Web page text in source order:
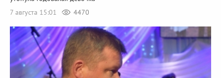
7 августа 15:01
4470